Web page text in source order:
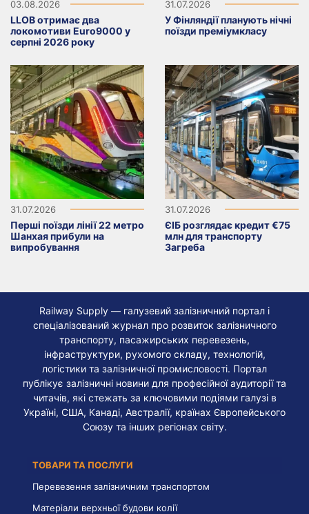
03.08.2026
LLOB отримає два
локомотиви Euro9000 у
серпні 2026 року
31.07.2026
У Фінляндії планують нічні
поїзди преміумкласу
31.07.2026
Перші поїзди лінії 22 метро
Шанхая прибули на
випробування
31.07.2026
ЄІБ розглядає кредит €75
млн для транспорту
Загреба
Railway Supply — галузевий залізничний портал і
спеціалізований журнал про розвиток залізничного
транспорту, пасажирських перевезень,
інфраструктури, рухомого складу, технологій,
логістики та залізничної промисловості. Портал
публікує залізничні новини для професійної аудиторії та
читачів, які стежать за ключовими подіями галузі в
Україні, США, Канаді, Австралії, країнах Європейського
Союзу та інших регіонах світу.
ТОВАРИ ТА ПОСЛУГИ
Перевезення залізничним транспортом
Матеріали верхньої будови колії